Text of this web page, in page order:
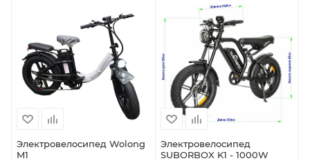
Электровелосипед Wolong
M1
Электровелосипед
SUBORBOX K1 - 1000W